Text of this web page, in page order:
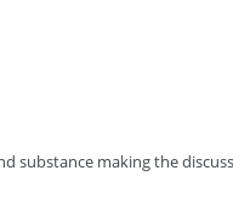
making the